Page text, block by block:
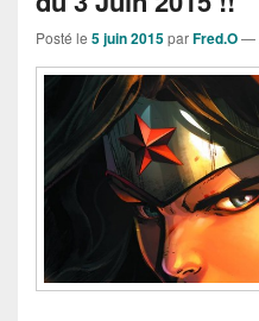
Posté le 5 juin 2015parFred.O—